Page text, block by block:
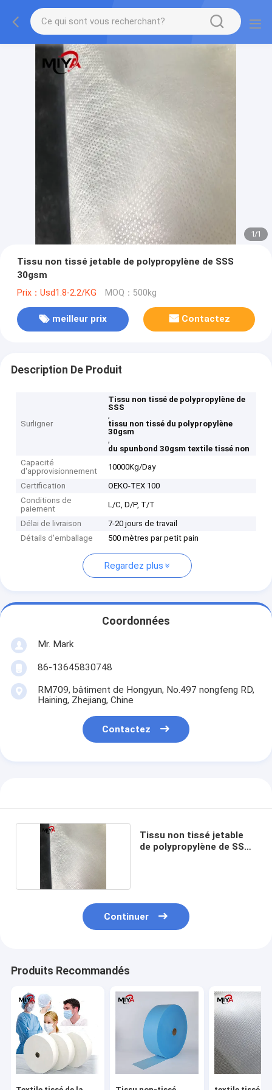
1/1
Tissu non tissé jetable de polypropylène de SSS
30gsm
Prix：Usd1.8-2.2/KG MOQ：500kg
meilleur prix Contactez
Description De Produit
Surligner
Tissu non tissé de polypropylène de
SSS
,
tissu non tissé du polypropylène
30gsm
,
du spunbond 30gsm textile tissé non
Capacité
d'approvisionnement
10000Kg/Day
Certification
OEKO-TEX 100
Conditions de
paiement
L/C, D/P, T/T
Délai de livraison
7-20 jours de travail
Détails d'emballage
500 mètres par petit pain
Regardez plus
Coordonnées
Mr. Mark
86-13645830748
RM709, bâtiment de Hongyun, No.497 nongfeng RD,
Haining, Zhejiang, Chine
Contactez
Tissu non tissé jetable
de polypropylène de SSS
Continuer
Produits Recommandés